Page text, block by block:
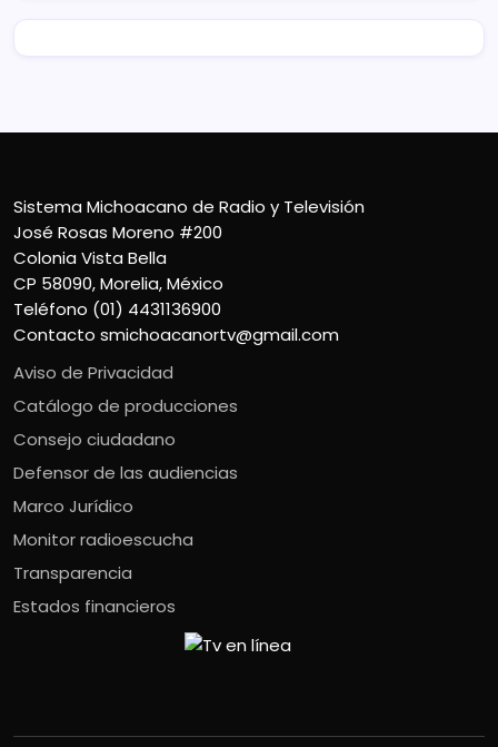
Sistema Michoacano de Radio y Televisión
José Rosas Moreno #200
Colonia Vista Bella
CP 58090, Morelia, México
Teléfono (01) 4431136900
Contacto smichoacanortv@gmail.com
Aviso de Privacidad
Catálogo de producciones
Consejo ciudadano
Defensor de las audiencias
Marco Jurídico
Monitor radioescucha
Transparencia
Estados financieros